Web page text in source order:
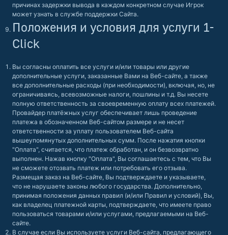
причинах задержки вывода в каждом конкретном случае Игрок
может узнать в службе поддержки Сайта.
Положения и условия для услуги 1-
Click
Вы согласны оплатить все услуги и/или товары или другие
дополнительные услуги, заказанные Вами на Веб-сайте, а также
все дополнительные расходы (при необходимости), включая, но, не
ограничиваясь, всевозможные налоги, пошлины и т.д. Вы несете
полную ответственность за своевременную оплату всех платежей.
Провайдер платёжных услуг обеспечивает лишь проведение
платежа в обозначенном Веб-сайтом размере и не несет
ответственности за уплату пользователем Веб-сайта
вышеупомянутых дополнительных сумм. После нажатия кнопки
"Оплата", считается, что платеж обработан, и он безвозвратно
выполнен. Нажав кнопку "Оплата", Вы соглашаетесь с тем, что Вы
не сможете отозвать платеж или потребовать его отзыва.
Размещая заказ на Веб-сайте, Вы подтверждаете и указываете,
что не нарушаете законы любого государства. Дополнительно,
принимая положения данных правил (и/или Правил и условий), Вы,
как владелец платежной карты, подтверждаете, что имеете право
пользоваться товарами и/или услугами, предлагаемыми на Веб-
сайте.
В случае если Вы используете услуги Веб-сайта, предлагающего